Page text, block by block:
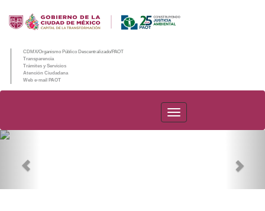
CDMX/Organismo Público Descentralizado/PAOT
Transparencia
Trámites y Servicios
Atención Ciudadana
Web e-mail PAOT
PAOT